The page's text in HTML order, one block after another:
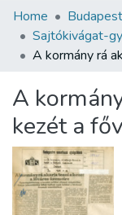
Communities &
All of DSpace
About us
Home
Sajtókivágat-
A
kezét a